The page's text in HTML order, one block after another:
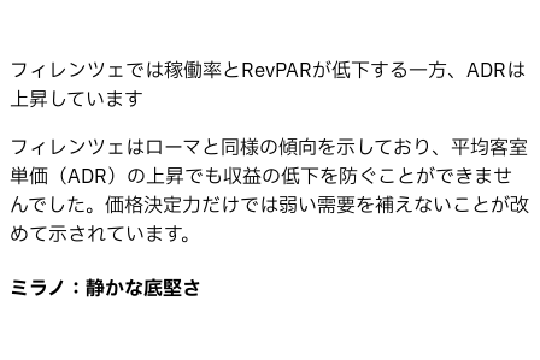
フィレンツェでは稼働率とRevPARが低下する一方、ADRは
上昇しています
フィレンツェはローマと同様の傾向を示しており、平均客室
単価（ADR）の上昇でも収益の低下を防ぐことができませ
んでした。価格決定力だけでは弱い需要を補えないことが改
めて示されています。
ミラノ：静かな底堅さ